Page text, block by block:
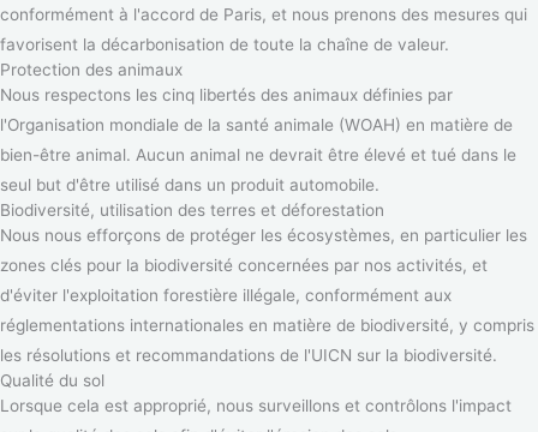
conformément à l'accord de Paris, et nous prenons des mesures qui
favorisent la décarbonisation de toute la chaîne de valeur.
Protection des animaux
Nous respectons les cinq libertés des animaux définies par
l'Organisation mondiale de la santé animale (WOAH) en matière de
bien-être animal. Aucun animal ne devrait être élevé et tué dans le
seul but d'être utilisé dans un produit automobile.
Biodiversité, utilisation des terres et déforestation
Nous nous efforçons de protéger les écosystèmes, en particulier les
zones clés pour la biodiversité concernées par nos activités, et
d'éviter l'exploitation forestière illégale, conformément aux
réglementations internationales en matière de biodiversité, y compris
les résolutions et recommandations de l'UICN sur la biodiversité.
Qualité du sol
Lorsque cela est approprié, nous surveillons et contrôlons l'impact